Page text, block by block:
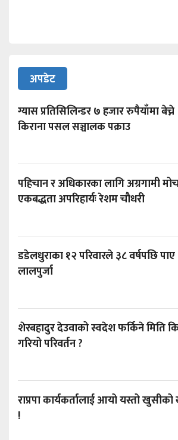
अपडेट
ग्यास प्रतिसिलिन्डर ७ हजार रुपैयाँमा बेच्ने
किराना पसल सञ्चालक पक्राउ
पहिचान र अधिकारका लागि अग्रगामी
एकबद्धता अपरिहार्यः रेशम चौधरी
डडेलधुराका १२ परिवारले ३८ वर्षपछि पाए
लालपुर्जा
शेरबहादुर देउवाको स्वदेश फर्किने मिति
गरियो परिवर्तन ?
राप्रपा कार्यकर्तालाई आयो यस्तो
!